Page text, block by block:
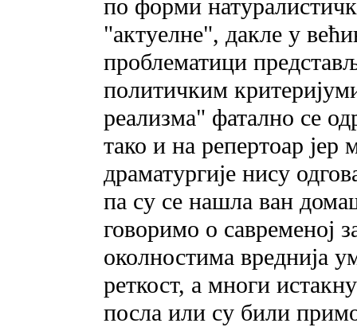
по форми
"актуелне", дакле у
проблематици
политичким
реализма" фатално се
тако и на репертоар јер
драматургије нису
па су се нашла ван
говоримо о савременој
околностима вреднија
реткост, а многи
посла или су били